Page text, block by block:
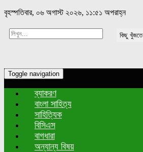
বৃহস্পতিবার, ০৬ অগাস্ট ২০২৬, ১১:৫১ অপরাহ্ন
কিছু খুঁজতে
Toggle navigation
ব্যাকরণ
বাংলা সাহিত্য
সাহিত্যিক
বিসিএস
বাগধারা
অন্যান্য বিষয়